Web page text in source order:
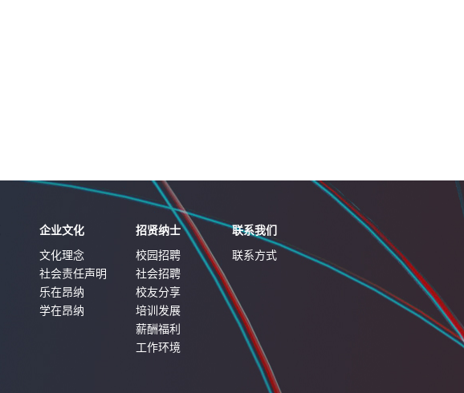
企业文化
文化理念
社会责任声明
乐在昂纳
学在昂纳
招贤纳士
校园招聘
社会招聘
校友分享
培训发展
薪酬福利
工作环境
联系我们
联系方式